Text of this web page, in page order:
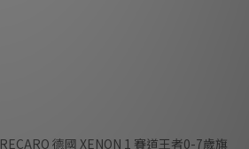
RECARO 德國 XENON 1 賽道王者0-7歲旗